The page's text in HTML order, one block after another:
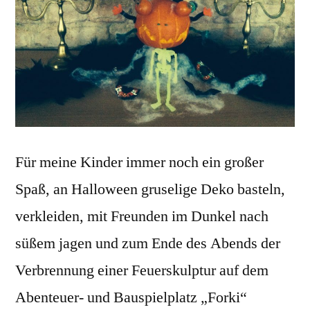
Für meine Kinder immer noch ein großer
Spaß, an Halloween gruselige Deko basteln,
verkleiden, mit Freunden im Dunkel nach
süßem jagen und zum Ende des Abends der
Verbrennung einer Feuerskulptur auf dem
Abenteuer- und Bauspielplatz „Forki“